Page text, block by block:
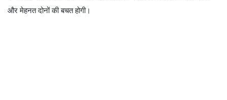
और मेहनत दोनों की बचत होगी।